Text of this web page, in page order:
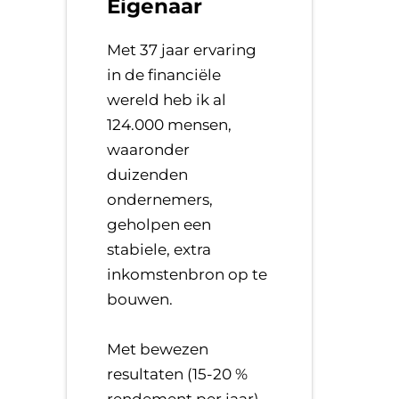
Eigenaar
Met 37 jaar ervaring
in de financiële
wereld heb ik al
124.000 mensen,
waaronder
duizenden
ondernemers,
geholpen een
stabiele, extra
inkomstenbron op te
bouwen.
​Met bewezen
resultaten (15-20 %